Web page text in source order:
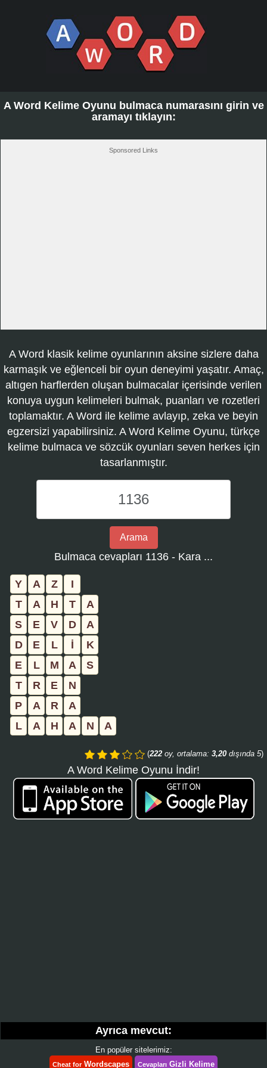
A Word Kelime Oyunu bulmaca numarasını girin ve
aramayı tıklayın:
Sponsored Links
A Word klasik kelime oyunlarının aksine sizlere daha
karmaşık ve eğlenceli bir oyun deneyimi yaşatır. Amaç,
altıgen harflerden oluşan bulmacalar içerisinde verilen
konuya uygun kelimeleri bulmak, puanları ve rozetleri
toplamaktır. A Word ile kelime avlayıp, zeka ve beyin
egzersizi yapabilirsiniz. A Word Kelime Oyunu, türkçe
kelime bulmaca ve sözcük oyunları seven herkes için
tasarlanmıştır.
Word
Kelime
Oyunu
bulmaca
Arama
Bulmaca cevapları 1136 - Kara ...
Y A Z
I
T
A H T
A
S
E V D
A
D
E L İ
K
E
L M A
S
T
R E
N
P
A R
A
L
A H A N A
(222 oy, ortalama: 3,20 dışında 5)
A Word Kelime Oyunu İndir!
Ayrıca mevcut:
En popüler sitelerimiz:
Cheat forWordscapes Cevapları Gizli Kelime